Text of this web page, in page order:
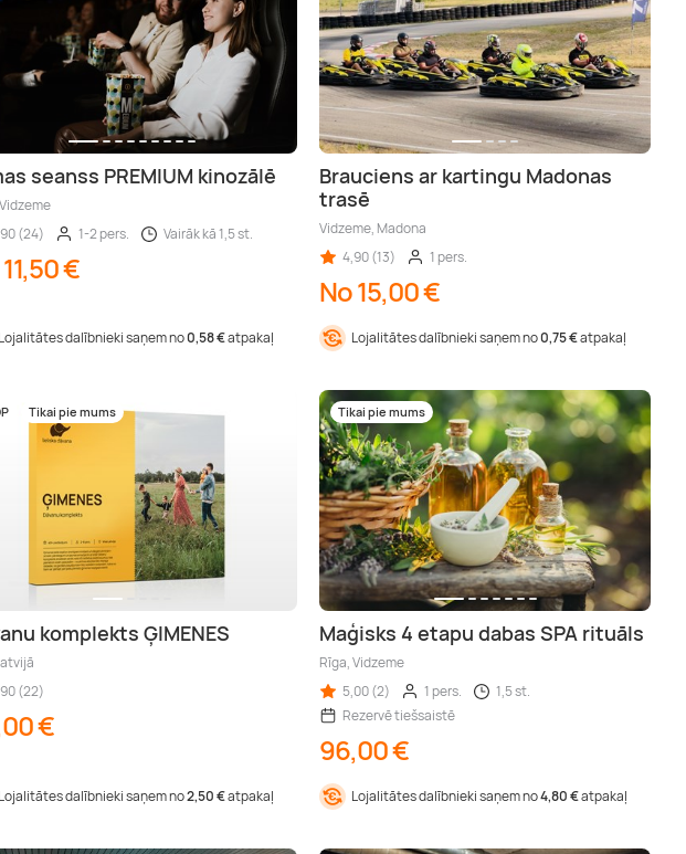
seanss PREMIUM kinozālē
(24)
1-2 pers. Vairāk kā 1,5 st.
€
Lojalitātes dalībnieki saņem no0,58 €atpakaļ
Brauciens ar kartingu Madonas
trasē
Vidzeme, Madona
4,90 (13)
1 pers.
No 15,00 €
Lojalitātes dalībnieki saņem no0,75 €atpakaļ
Tikai pie mums
komplekts ĢIMENES
(22)
€
Lojalitātes dalībnieki saņem no2,50 €atpakaļ
Tikai pie mums
Maģisks 4 etapu dabas SPA rituāls
Rīga, Vidzeme
5,00 (2)
1 pers.
1,5 st.
Rezervē tiešsaistē
96,00 €
Lojalitātes dalībnieki saņem no4,80 €atpakaļ